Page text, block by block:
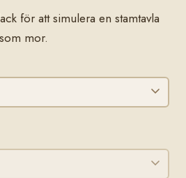
för att simulera en stamtavla
mor.